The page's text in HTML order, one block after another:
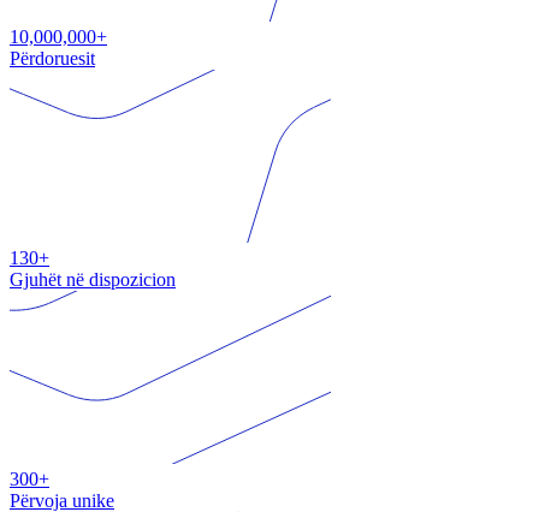
10,000,000+
Përdoruesit
130+
Gjuhët në dispozicion
300+
Përvoja unike